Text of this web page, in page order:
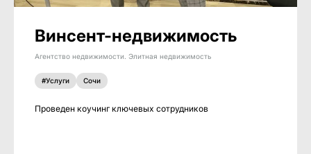
Винсент-недвижимость
Агентство недвижимости. Элитная недвижимость
#Услуги Сочи
Проведен коучинг ключевых сотрудников